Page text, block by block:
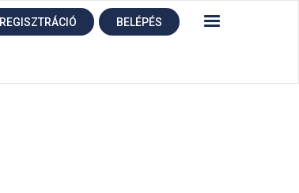
REGISZTRÁCIÓ BELÉPÉS